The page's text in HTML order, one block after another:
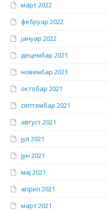
март 2022
фебруар 2022
јануар 2022
децембар 2021
новембар 2021
октобар 2021
септембар 2021
август 2021
јул 2021
јун 2021
мај 2021
април 2021
март 2021